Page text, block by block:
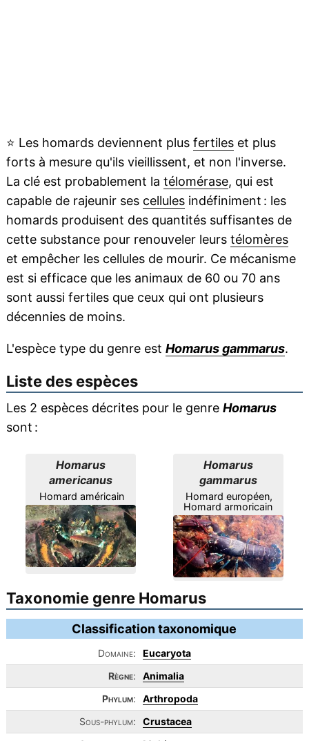
⭐ Les homards deviennent plus fertileset plus
forts à mesure qu'ils vieillissent, et non l'inverse.
La clé est probablement la télomérase, qui est
capable de rajeunir ses cellulesindéfiniment : les
homards produisent des quantités suffisantes de
cette substance pour renouveler leurs télomères
et empêcher les cellules de mourir. Ce mécanisme
est si efficace que les animaux de 60 ou 70 ans
sont aussi fertiles que ceux qui ont plusieurs
décennies de moins.
L'espèce type du genre est Homarus gammarus.
Liste des espèces
Les 2 espèces décrites pour le genre Homarus
sont :
Homarus
americanus
Homard américain
Homarus
gammarus
Homard européen,
Homard armoricain
Taxonomie genre Homarus
Classification taxonomique
Domaine:
Eucaryota
Règne:
Animalia
Phylum:
Arthropoda
Sous-phylum:
Crustacea